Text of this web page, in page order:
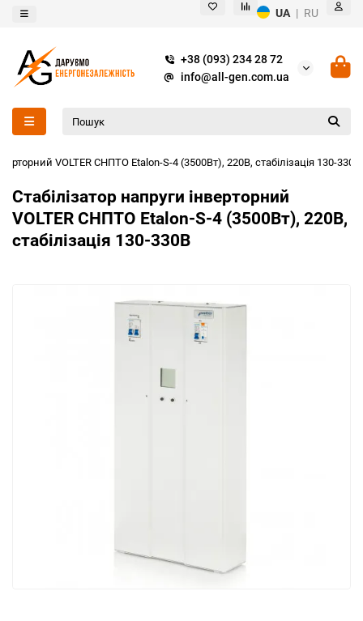
UA | RU
+38 (093) 234 28 72
info@all-gen.com.ua
VOLTER СНПТО Etalon-S-4 (3500Вт), 220В, стабілізація 130-330В
Стабілізатор напруги інверторний
VOLTER СНПТО Etalon-S-4 (3500Вт), 220В,
стабілізація 130-330В